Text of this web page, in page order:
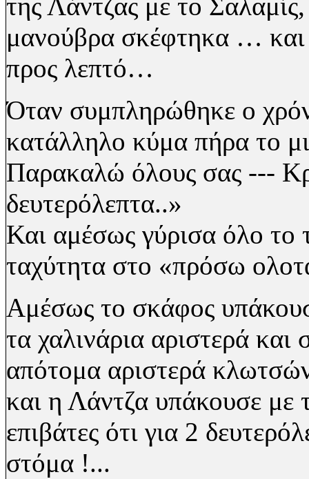
της Λάντζας με το
μανούβρα σκέφτηκα …
προς λεπτό…
Όταν συμπληρώθηκε ο
κατάλληλο κύμα πήρα το
Παρακαλώ όλους σας ---
δευτερόλεπτα..»
Και αμέσως γύρισα όλο το
ταχύτητα στο «πρόσω
Αμέσως το σκάφος
τα χαλινάρια αριστερά και
απότομα αριστερά
και η Λάντζα υπάκουσε με
επιβάτες ότι για 2
στόμα !...